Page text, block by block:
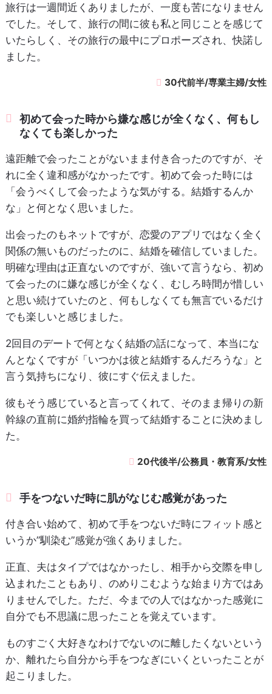
旅行は一週間近くありましたが、一度も苦になりません
でした。そして、旅行の間に彼も私と同じことを感じて
いたらしく、その旅行の最中にプロポーズされ、快諾し
ました。
30代前半/専業主婦/女性
初めて会った時から嫌な感じが全くなく、何もし
なくても楽しかった
遠距離で会ったことがないまま付き合ったのですが、そ
れに全く違和感がなかったです。初めて会った時には
「会うべくして会ったような気がする。結婚するんか
な」と何となく思いました。
出会ったのもネットですが、恋愛のアプリではなく全く
関係の無いものだったのに、結婚を確信していました。
明確な理由は正直ないのですが、強いて言うなら、初め
て会ったのに嫌な感じが全くなく、むしろ時間が惜しい
と思い続けていたのと、何もしなくても無言でいるだけ
でも楽しいと感じました。
2回目のデートで何となく結婚の話になって、本当にな
んとなくですが「いつかは彼と結婚するんだろうな」と
言う気持ちになり、彼にすぐ伝えました。
彼もそう感じていると言ってくれて、そのまま帰りの新
幹線の直前に婚約指輪を買って結婚することに決めまし
た。
20代後半/公務員・教育系/女性
手をつないだ時に肌がなじむ感覚があった
付き合い始めて、初めて手をつないだ時にフィット感と
いうか”馴染む”感覚が強くありました。
正直、夫はタイプではなかったし、相手から交際を申し
込まれたこともあり、のめりこむような始まり方ではあ
りませんでした。ただ、今までの人ではなかった感覚に
自分でも不思議に思ったことを覚えています。
ものすごく大好きなわけでないのに離したくないという
か、離れたら自分から手をつなぎにいくといったことが
起こりました。